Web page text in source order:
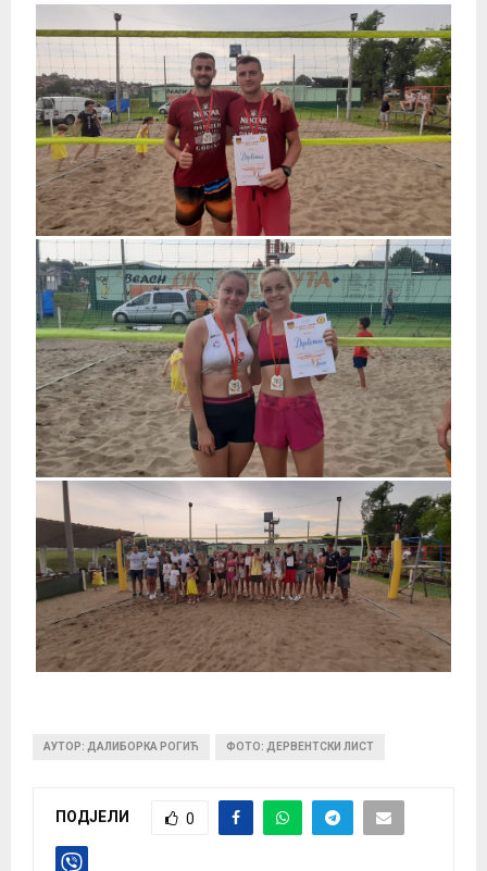
АУТОР: ДАЛИБОРКА РОГИЋ ФОТО: ДЕРВЕНТСКИ ЛИСТ
ПОДЈЕЛИ 0